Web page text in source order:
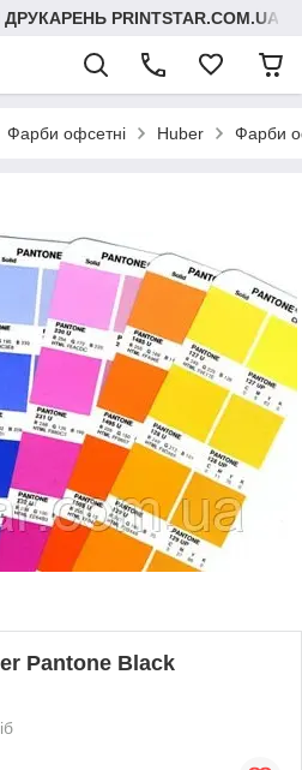
PRINTSTAR.COM.UA
Фарби офсетні Huber Фарби
Pantone Black